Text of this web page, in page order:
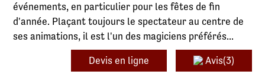
événements, en particulier pour les fêtes de fin
d'année. Plaçant toujours le spectateur au centre de
ses animations, il est l'un des magiciens préférés...
Devis en ligne Avis(3)